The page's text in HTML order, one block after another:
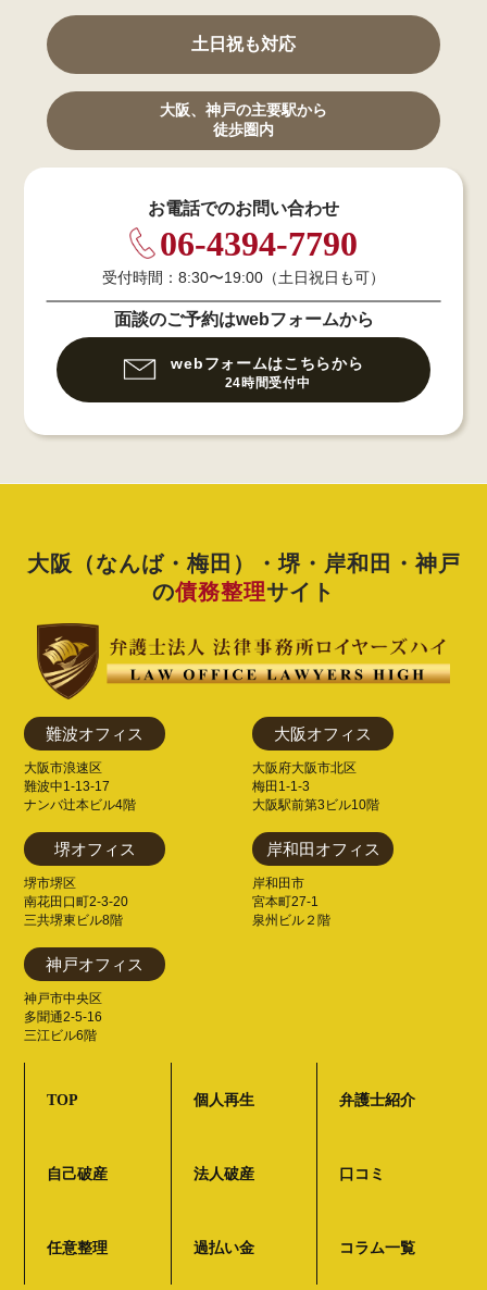
土日祝も対応
大阪、神戸の主要駅から
徒歩圏内
お電話でのお問い合わせ
06-4394-7790
受付時間：8:30〜19:00（土日祝日も可）
面談のご予約はwebフォームから
webフォームはこちらから
24時間受付中
大阪（なんば・梅田）・堺・岸和田・神戸
の債務整理サイト
難波オフィス
大阪市浪速区
難波中1-13-17
ナンバ辻本ビル4階
大阪オフィス
大阪府大阪市北区
梅田1-1-3
大阪駅前第3ビル10階
堺オフィス
堺市堺区
南花田口町2-3-20
三共堺東ビル8階
岸和田オフィス
岸和田市
宮本町27-1
泉州ビル２階
神戸オフィス
神戸市中央区
多聞通2-5-16
三江ビル6階
TOP
自己破産
任意整理
個人再生
法人破産
過払い金
弁護士紹介
口コミ
コラム一覧